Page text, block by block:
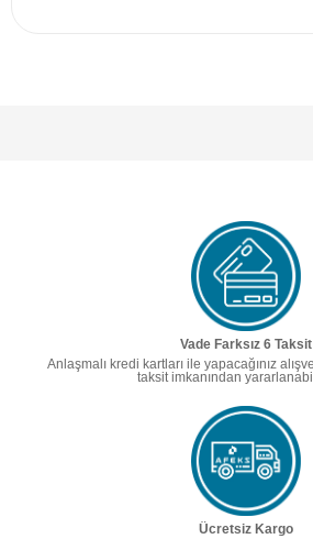
Vade Farksız 6 Taksit
Anlaşmalı kredi kartları ile yapacağınız
taksit imkanından
Ücretsiz Kargo